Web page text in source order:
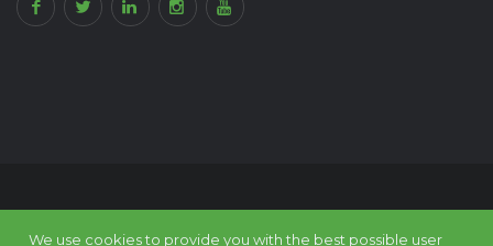
© Arab Trainers Union-Arab Expert Portal, All rights reserved. WithinThe
Council of Arab Economic Unity
We use cookies to provide you with the best possible user